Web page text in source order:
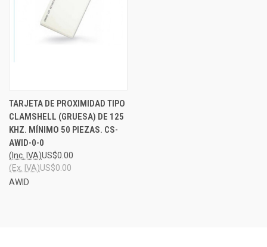
TARJETA DE PROXIMIDAD TIPO
CLAMSHELL (GRUESA) DE 125
KHZ. MÍNIMO 50 PIEZAS. CS-
AWID-0-0
US$0.00
(Inc. IVA)
US$0.00
(Ex. IVA)
AWID